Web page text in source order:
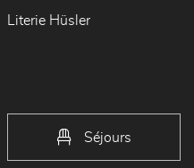
Literie Hüsler
Séjours